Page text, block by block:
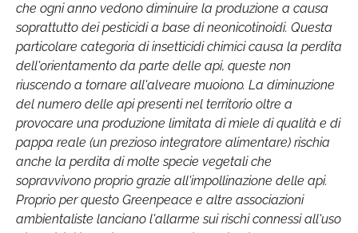
che ogni anno vedono diminuire la produzione a causa
soprattutto dei pesticidi a base di neonicotinoidi. Questa
particolare categoria di insetticidi chimici causa la perdita
dell'orientamento da parte delle api, queste non
riuscendo a tornare all'alveare muoiono. La diminuzione
del numero delle api presenti nel territorio oltre a
provocare una produzione limitata di miele di qualità e di
pappa reale (un prezioso integratore alimentare) rischia
anche la perdita di molte specie vegetali che
sopravvivono proprio grazie all'impollinazione delle api.
Proprio per questo Greenpeace e altre associazioni
ambientaliste lanciano l'allarme sui rischi connessi all'uso